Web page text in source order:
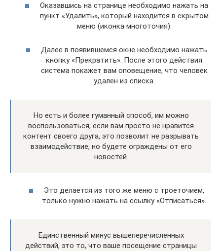
Оказавшись на странице необходимо нажать на
пункт «Удалить», который находится в скрытом
меню (иконка многоточия).
Далее в появившемся окне необходимо нажать
кнопку «Прекратить». После этого действия
система покажет вам оповещение, что человек
удален из списка.
Но есть и более гуманный способ, им можно
воспользоваться, если вам просто не нравится
контент своего друга, это позволит не разрывать
взаимодействие, но будете ограждены от его
новостей.
Это делается из того же меню с троеточием,
только нужно нажать на ссылку «Отписаться».
Единственный минус вышеперечисленных
действий, это то, что ваше посещение страницы